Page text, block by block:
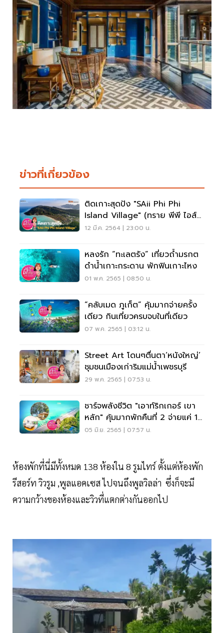
ข่าวที่เกี่ยวข้อง
ติดเกาะสุดปัง "SAii Phi Phi
Island Village" (ทราย พีพี ไอส์
แลนด์)
12 มี.ค. 2564 | 23:00 น.
หลงรัก “ทะเลตรัง” เที่ยวถ้ำมรกต
ดำน้ำเกาะกระดาน พักฟินเกาะไหง
01 พ.ค. 2565 | 08:50 น.
“คลับเมด ภูเก็ต” คุ้มมากจ่ายครั้ง
เดียว กินเที่ยวครบจบในที่เดียว
07 พ.ค. 2565 | 03:12 น.
Street Art โดนๆตื่นตา‘หนังใหญ่’
ชุมชนเมืองเก่าริมแม่นํ้าเพชรบุรี
29 พ.ค. 2565 | 07:53 น.
ชาร์จพลังชีวิต "เอาท์ริกเกอร์ เขา
หลัก" คุ้มมากพักคืนที่ 2 จ่ายแค่ 1
บาท
05 มิ.ย. 2565 | 07:57 น.
ห้องพักที่นี่มีทั้งหมด 138 ห้องใน 8 รูมไทร์ ตั้งแต่ห้องพัก
รีสอร์ท วิวรูม ,พูลแอคเซส ไปจนถึงพูลวิลล่า ซึ่งก็จะมี
ความกว้างของห้องและวิวที่แตกต่างกันออกไป